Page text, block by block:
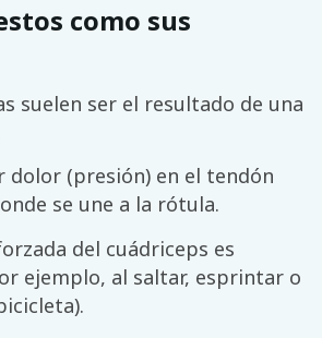
como sus
suelen ser el resultado de una
dolor (presión) en el tendón
se une a la rótula.
del cuádriceps es
ejemplo, al saltar, esprintar o